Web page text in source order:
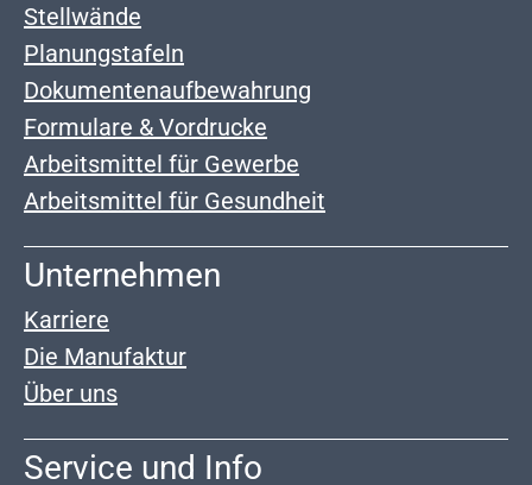
Stellwände
Planungstafeln
Dokumentenaufbewahrung
Formulare & Vordrucke
Arbeitsmittel für Gewerbe
Arbeitsmittel für Gesundheit
Unternehmen
Karriere
Die Manufaktur
Über uns
Service und Info